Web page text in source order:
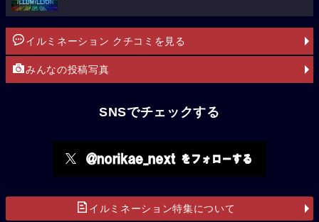
イルミネーション クチコミを見る
みんなの投稿写真
SNSでチェックする
イルミネーション特集について